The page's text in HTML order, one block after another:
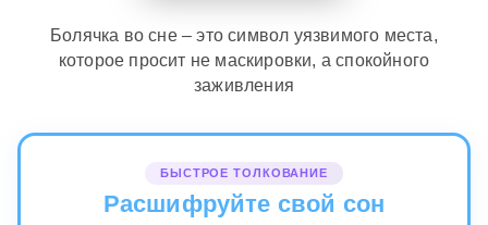
Болячка во сне – это символ уязвимого места,
которое просит не маскировки, а спокойного
заживления
БЫСТРОЕ ТОЛКОВАНИЕ
Расшифруйте свой сон